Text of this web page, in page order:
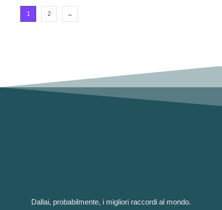
1 2 →
Dallai, probabilmente, i migliori raccordi al mondo.